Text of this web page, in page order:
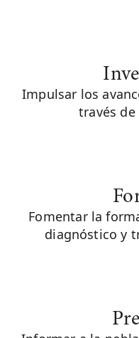
Impulsar los
través
Fomentar la
diagnóstico y